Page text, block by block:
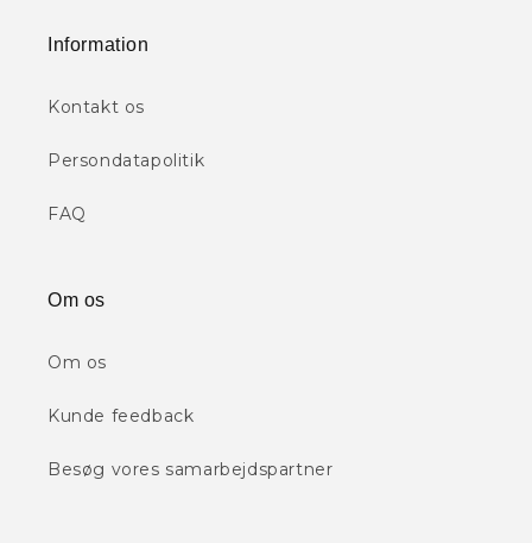
Information
Kontakt os
Persondatapolitik
FAQ
Om os
Om os
Kunde feedback
Besøg vores samarbejdspartner